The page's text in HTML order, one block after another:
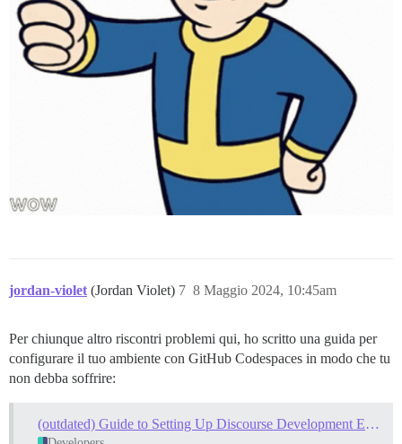
jordan-violet (Jordan Violet) 8 Maggio 2024, 10:45am
7
Per chiunque altro riscontri problemi qui, ho scritto una guida per
configurare il tuo ambiente con GitHub Codespaces in modo che tu
non debba soffrire:
(outdated) Guide to Setting Up Discourse Development Environment - GitHub Codespace